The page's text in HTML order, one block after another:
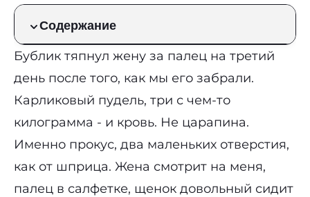
Бублик тяпнул жену за палец на третий
день после того, как мы его забрали.
Карликовый пудель, три с чем-то
килограмма - и кровь. Не царапина.
Именно прокус, два маленьких отверстия,
как от шприца. Жена смотрит на меня,
палец в салфетке, щенок довольный сидит
Содержание